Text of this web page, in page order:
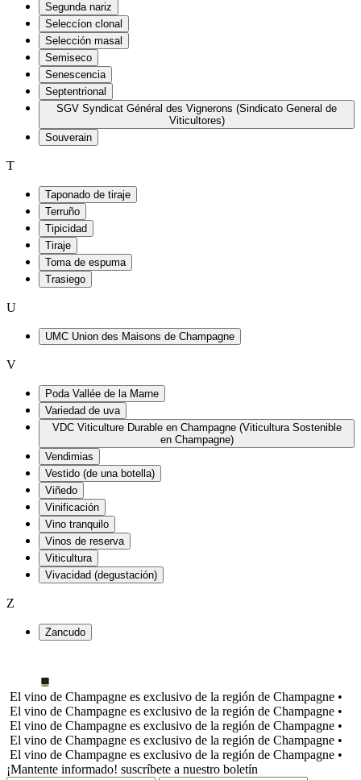
Segunda nariz
Seleccíon clonal
Selección masal
Semiseco
Senescencia
Septentrional
SGV Syndicat Général des Vignerons (Sindicato General de
Viticultores)
Souverain
T
Taponado de tiraje
Terruño
Tipicidad
Tiraje
Toma de espuma
Trasiego
U
UMC Union des Maisons de Champagne
V
Poda Vallée de la Marne
Variedad de uva
VDC Viticulture Durable en Champagne (Viticultura Sostenible
en Champagne)
Vendimias
Vestido (de una botella)
Viñedo
Vinificación
Vino tranquilo
Vinos de reserva
Viticultura
Vivacidad (degustación)
Z
Zancudo
El vino de Champagne es exclusivo de la región de Champagne •
El vino de Champagne es exclusivo de la región de Champagne •
El vino de Champagne es exclusivo de la región de Champagne •
El vino de Champagne es exclusivo de la región de Champagne •
El vino de Champagne es exclusivo de la región de Champagne •
¡Mantente informado! suscríbete a nuestro boletín